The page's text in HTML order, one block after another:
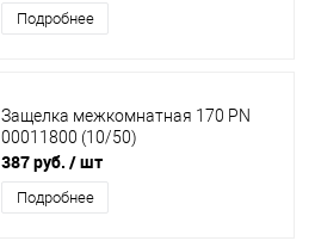
Подробнее
Защелка межкомнатная 170 PN
00011800 (10/50)
387 руб. / шт
Подробнее